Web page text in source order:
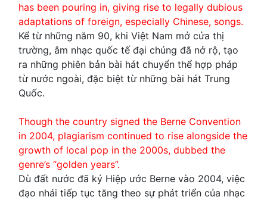
has been pouring in, giving rise to legally dubious
adaptations of foreign, especially Chinese, songs.
Kể từ những năm 90, khi Việt Nam mở cửa thị
trường, âm nhạc quốc tế đại chúng đã nở rộ, tạo
ra những phiên bản bài hát chuyển thể hợp pháp
từ nước ngoài, đặc biệt từ những bài hát Trung
Quốc.
Though the country signed the Berne Convention
in 2004, plagiarism continued to rise alongside the
growth of local pop in the 2000s, dubbed the
genre’s “golden years”.
Dù đất nước đã ký Hiệp ước Berne vào 2004, việc
đạo nhái tiếp tục tăng theo sự phát triển của nhạc